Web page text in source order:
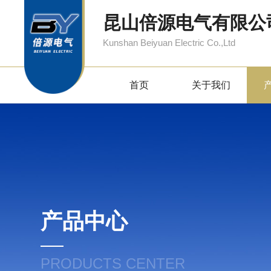
昆山倍源电气有限公
Kunshan Beiyuan Electric Co.,Ltd
首页 关于我们
产品中心
PRODUCTS CENTER